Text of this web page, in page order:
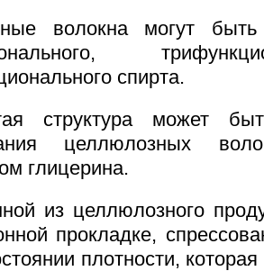
волокна могут
спирта.
структура может
целлюлозных
глицерина.
из целлюлозного
прокладке,
плотности,